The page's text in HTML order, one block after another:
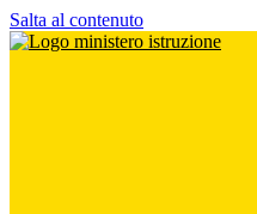
Salta al contenuto